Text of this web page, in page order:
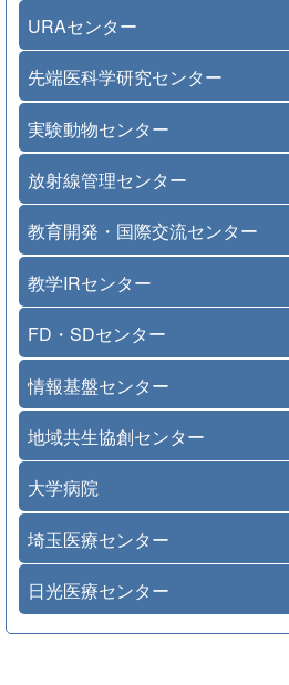
URAセンター
先端医科学研究センター
実験動物センター
放射線管理センター
教育開発・国際交流センター
教学IRセンター
FD・SDセンター
情報基盤センター
地域共生協創センター
大学病院
埼玉医療センター
日光医療センター